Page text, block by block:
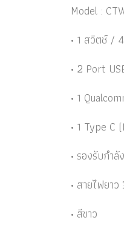
Model :
• 1 สวิตช์ /
• 2 Port
• 1
• 1 Type C
• รองรับกำ
• สายไฟยาว
• สีขาว